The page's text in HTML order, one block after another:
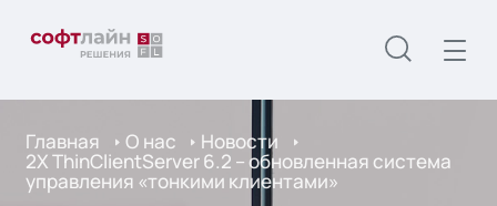
Главная О нас Новости
2X ThinClientServer 6.2 – обновленная система
управления «тонкими клиентами»